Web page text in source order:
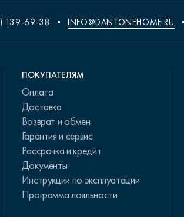
139-69-38 INFO@DANTONEHOME.RU
ПОКУПАТЕЛЯМ
Оплата
Доставка
Возврат и обмен
Гарантия и сервис
Рассрочка и кредит
Документы
Инструкции по эксплуатации
Программа лояльности